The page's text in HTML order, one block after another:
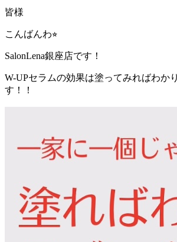
皆様
こんばんわ⭐︎
SalonLena銀座店です！
W-UPセラムの効果は塗ってみればわか
す！！